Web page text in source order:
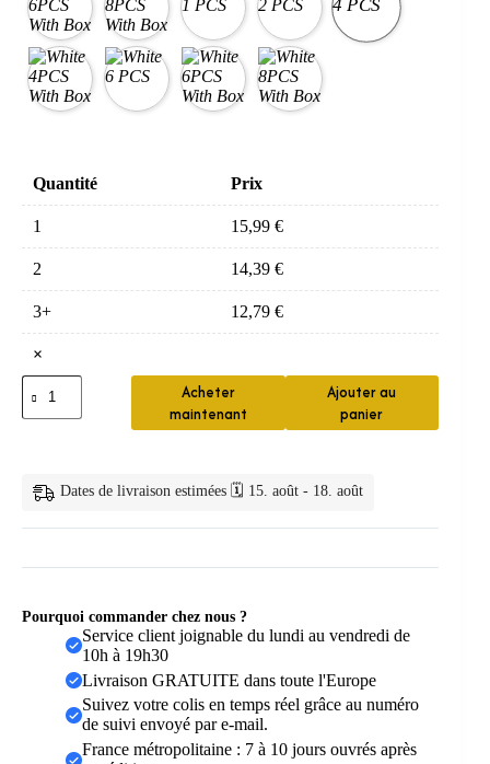
Quantité Prix
1 15,99 €
2 14,39 €
3+ 12,79 €
×
quantité
de
Dispositif
Magnétique
Silicone
Acheter
maintenant
Ajouter au
panier
Dates de livraison estimées 🗓️ 15. août - 18. août
Pourquoi commander chez nous ?
Service client joignable du lundi au vendredi de
10h à 19h30
Livraison GRATUITE dans toute l'Europe
Suivez votre colis en temps réel grâce au numéro
de suivi envoyé par e-mail.
France métropolitaine : 7 à 10 jours ouvrés après